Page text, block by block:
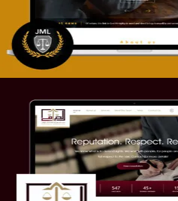
التفاصيل
الصرامي للمحاماة
التفاصيل